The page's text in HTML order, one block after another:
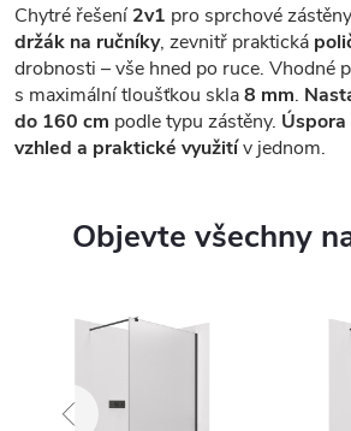
Chytré řešení2v1 pro sprchové
držák na ručníky, zevnitř praktická
drobnosti – vše hned po ruce. Vhodné
s maximální tloušťkou skla8 mm.
do 160 cm podle typu zástěny.
vzhled a praktické využitív jednom.
Objevte všechny